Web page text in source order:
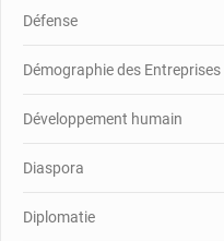
Défense
Démographie des Entreprises
Développement humain
Diaspora
Diplomatie